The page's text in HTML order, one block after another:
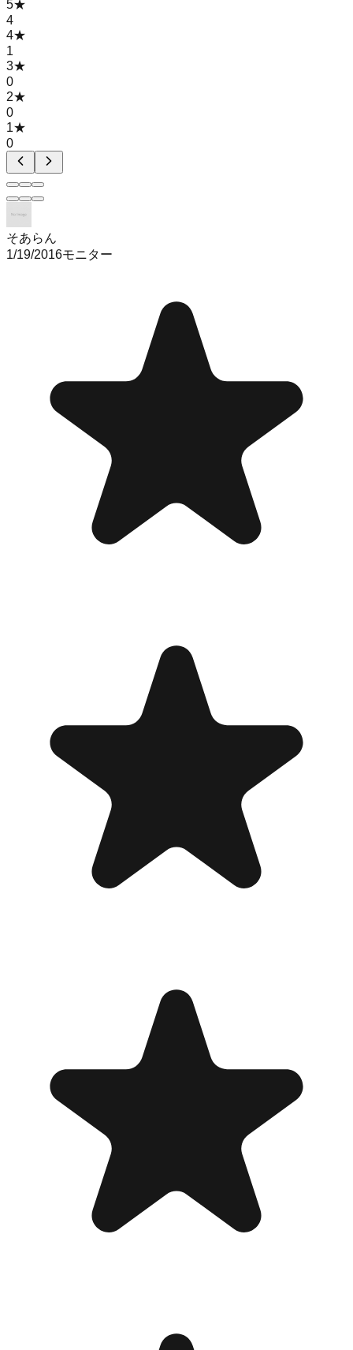
5★
4
4★
1
3★
0
2★
0
1★
0
そあらん
1/19/2016モニター